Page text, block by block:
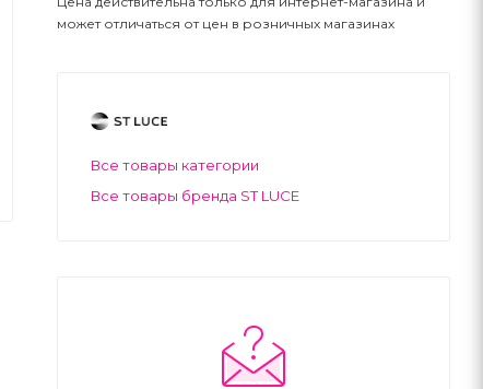
может отличаться от цен в розничных магазинах
Все товары категории
Все товары бренда ST LUCE